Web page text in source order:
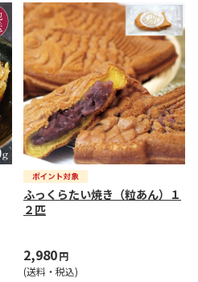
ふっくらたい焼き（粒あん）１
２匹
2,980円
(送料・税込)